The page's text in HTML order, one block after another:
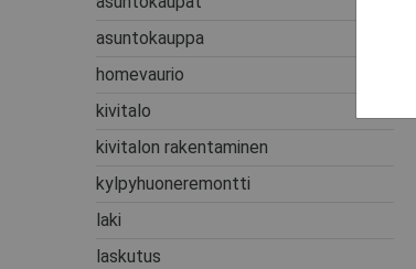
asuntokauppa
homevaurio
kivitalo
kivitalon rakentaminen
kylpyhuoneremontti
laki
laskutus